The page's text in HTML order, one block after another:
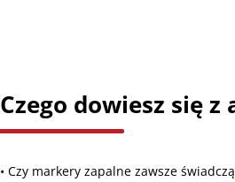
Czego dowiesz się z
• Czy markery zapalne zawsze